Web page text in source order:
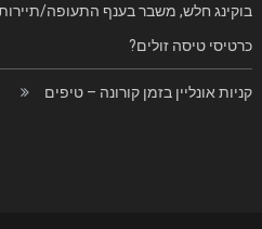
בוקינג חלש, משבר בענף התעופה/תיירות
כרטיסי טיסה זולים?
קניות אונליין בזמן קורונה – טיפים